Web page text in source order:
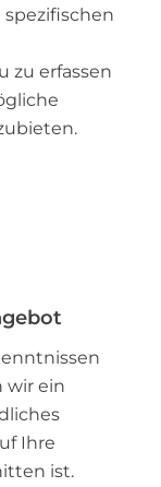
zu erfassen
wir ein
Ihre
ist.